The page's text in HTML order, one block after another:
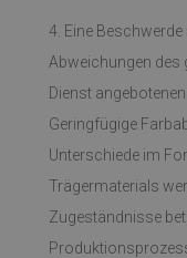
4. Eine
Abweichungen des
Dienst
Geringfügige
Unterschiede im
Trägermaterials
Zugeständnisse